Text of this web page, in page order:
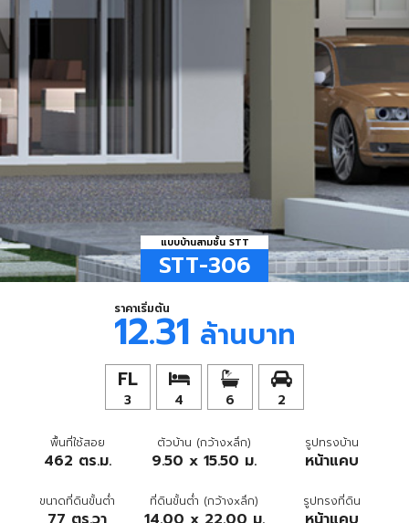
แบบบ้านสามชั้น STT
STT-306
ราคาเริ่มต้น
12.31 ล้านบาท
3 4 6 2
พื้นที่ใช้สอย
462 ตร.ม.
ตัวบ้าน (กว้างxลึก)
9.50 x 15.50 ม.
รูปทรงบ้าน
หน้าแคบ
ขนาดที่ดินขั้นต่ำ ที่ดินขั้นต่ำ (กว้างxลึก) รูปทรงที่ดิน